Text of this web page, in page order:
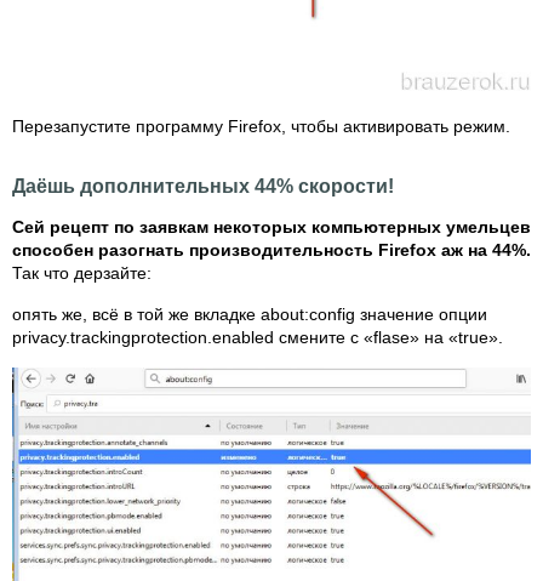
Перезапустите программу Firefox, чтобы активировать режим.
Даёшь дополнительных 44% скорости!
Сей рецепт по заявкам некоторых компьютерных умельцев
способен разогнать производительность Firefox аж на 44%.
Так что дерзайте:
опять же, всё в той же вкладке about:config значение опции
privacy.trackingprotection.enabled смените с «flase» на «true».